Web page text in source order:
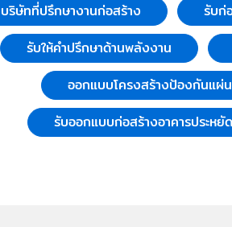
บริษัทที่ปรึกษางานก่อสร้าง
รับก่
รับให้คำปรึกษาด้านพลังงาน
ออกแบบโครงสร้างป้องกันแผ่
รับออกแบบก่อสร้างอาคารประห